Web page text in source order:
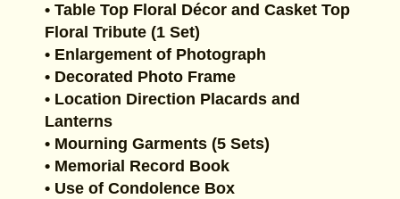
• Table Top Floral Décor and Casket Top
Floral Tribute (1 Set)
• Enlargement of Photograph
• Decorated Photo Frame
• Location Direction Placards and
Lanterns
• Mourning Garments (5 Sets)
• Memorial Record Book
• Use of Condolence Box